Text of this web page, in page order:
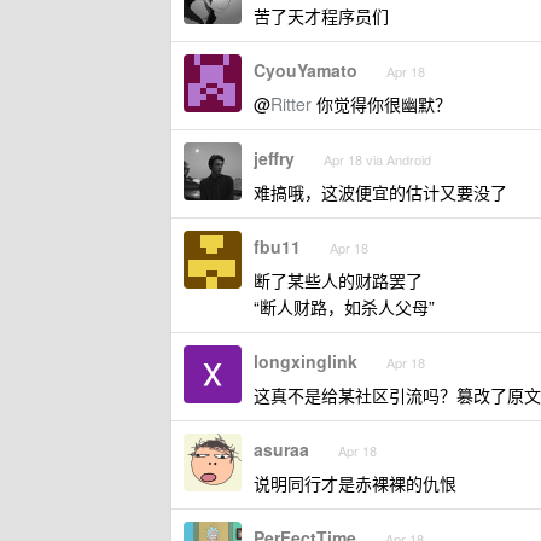
苦了天才程序员们
CyouYamato Apr 18
@Ritter 你觉得你很幽默？
jeffry Apr 18 via Android
难搞哦，这波便宜的估计又要没了
fbu11 Apr 18
断了某些人的财路罢了
“断人财路，如杀人父母”
longxinglink Apr 18
这真不是给某社区引流吗？篡改了原
asuraa Apr 18
说明同行才是赤裸裸的仇恨